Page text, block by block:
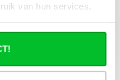
van hun services.
Opvragen